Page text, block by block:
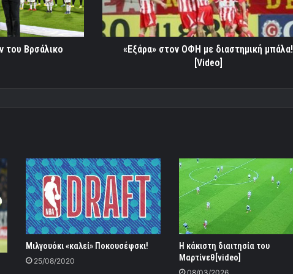
του Βρσάλικο
[Video]
«Εξάρα» στον ΟΦΗ με διαστημική μπάλα!
[Video]
Μιλγουόκι «καλεί» Ποκουσέφσκι!
25/08/2020
Η κάκιστη διαιτησία του
Μαρτίνεθ[video]